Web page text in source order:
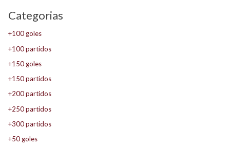
Categorias
+100 goles
+100 partidos
+150 goles
+150 partidos
+200 partidos
+250 partidos
+300 partidos
+50 goles